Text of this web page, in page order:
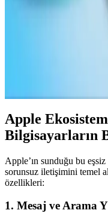
Apple Siri 2.0 ve
Dönem: Donanım,
Apple, Siri 2.0 ile yapay
asistanda yeni bir mimari
değişim kullanıcı
Apple
Bilgisayarların
Apple’ın sunduğu bu
sorunsuz iletişimini temel
özellikleri:
1. Mesaj ve Arama